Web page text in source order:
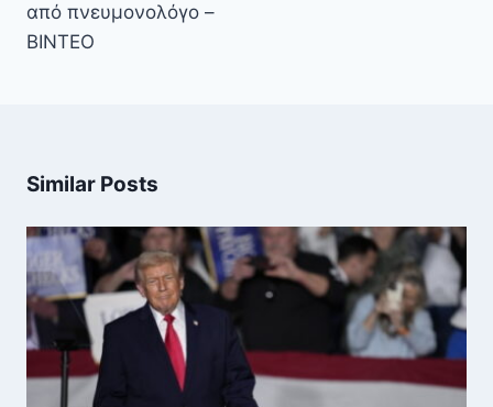
από πνευμονολόγο –
BINTEO
Similar Posts